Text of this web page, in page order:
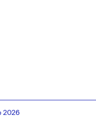
2026